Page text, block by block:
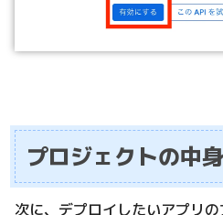
プロジェクトの中
次に、デプロイしたいアプリ